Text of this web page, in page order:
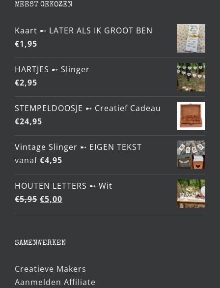
MEEST GEKOZEN
Kaart ➸ LATER ALS IK GROOT BEN
€1,95
HARTJES ➸ Slinger
€2,95
STEMPELDOOSJE ➸ Creatief Cadeau
€24,95
Vintage Slinger ➸ EIGEN TEKST
vanaf €4,95
HOUTEN LETTERS ➸ Wit
€5,95 Oorspronkelijke
prijs
€5,95.
€5,00
prijs
€5,00.
SAMENWERKEN
Creatieve Makers
Aanmelden Affiliate